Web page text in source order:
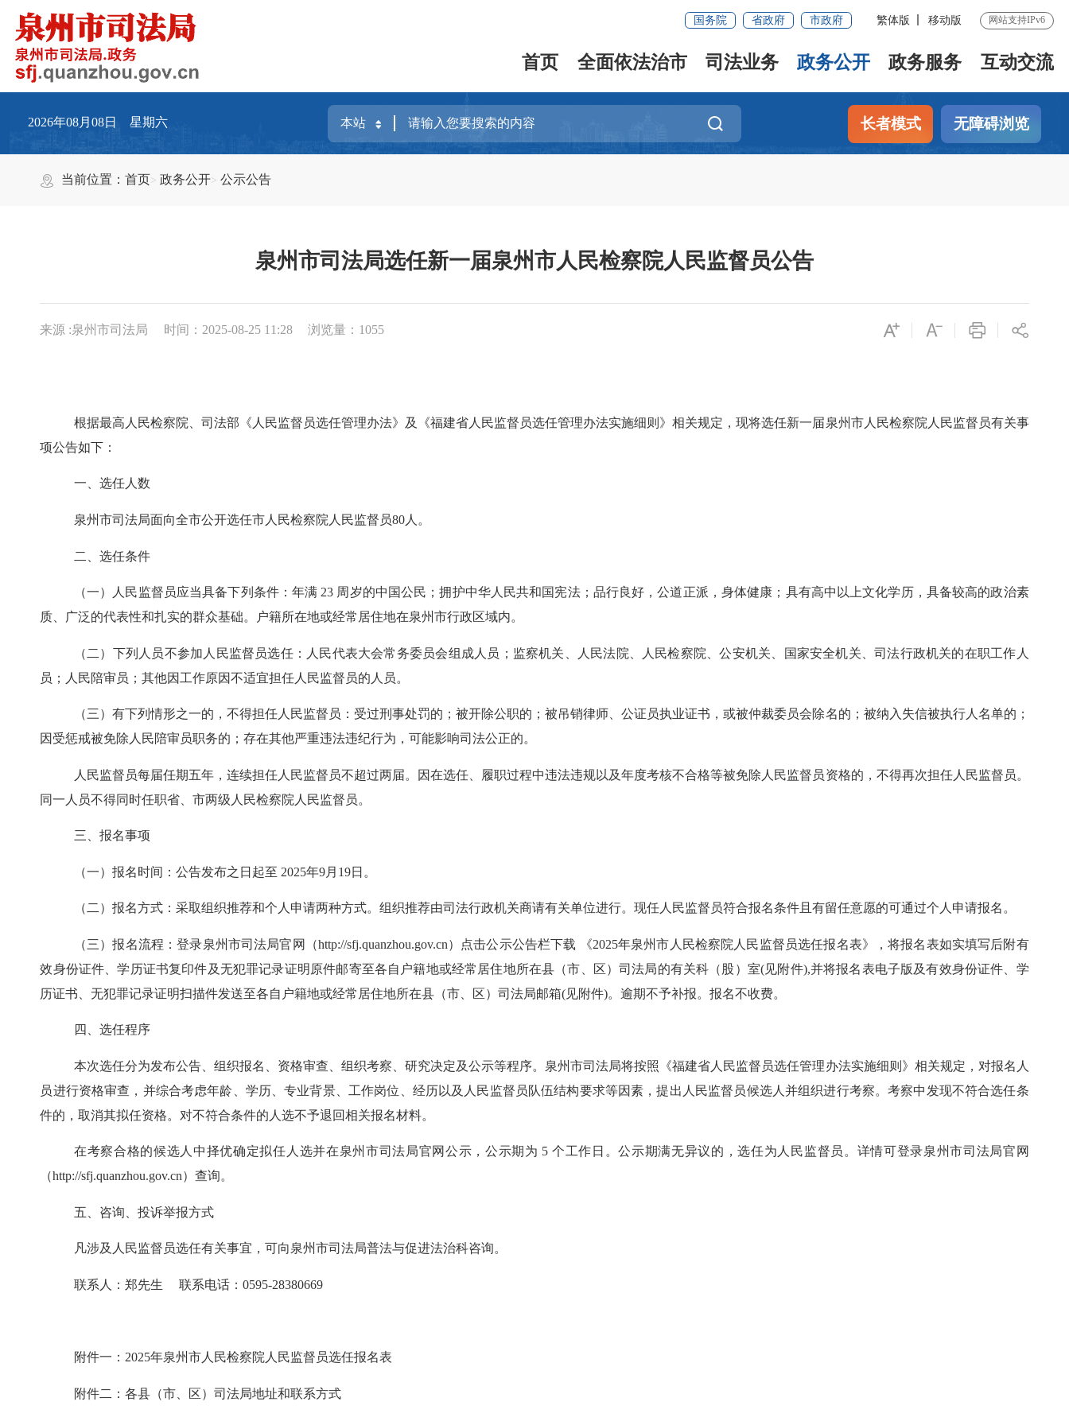
国务院 省政府 市政府 繁体版 移动版 网站支持IPv6
首页 全面依法治市 司法业务 政务公开 政务服务 互动交流
2026年08月08日 星期六 长者模式 无障碍浏览
当前位置：首页 政务公开 公示公告
泉州市司法局选任新一届泉州市人民检察院人民监督员公告
来源 :泉州市司法局 时间：2025-08-25 11:28 浏览量： 1055
根据最高人民检察院、司法部《人民监督员选任管理办法》及《福建省人民监督员选任管理办法实施细则》相关规定，现将选任新一届泉州市人民检察院人民监督员有关事
项公告如下：
一、选任人数
泉州市司法局面向全市公开选任市人民检察院人民监督员80人。
二、选任条件
（一）人民监督员应当具备下列条件：年满 23 周岁的中国公民；拥护中华人民共和国宪法；品行良好，公道正派，身体健康；具有高中以上文化学历，具备较高的政治素
质、广泛的代表性和扎实的群众基础。户籍所在地或经常居住地在泉州市行政区域内。
（二）下列人员不参加人民监督员选任：人民代表大会常务委员会组成人员；监察机关、人民法院、人民检察院、公安机关、国家安全机关、司法行政机关的在职工作人
员；人民陪审员；其他因工作原因不适宜担任人民监督员的人员。
（三）有下列情形之一的，不得担任人民监督员：受过刑事处罚的；被开除公职的；被吊销律师、公证员执业证书，或被仲裁委员会除名的；被纳入失信被执行人名单的；
因受惩戒被免除人民陪审员职务的；存在其他严重违法违纪行为，可能影响司法公正的。
人民监督员每届任期五年，连续担任人民监督员不超过两届。因在选任、履职过程中违法违规以及年度考核不合格等被免除人民监督员资格的，不得再次担任人民监督员。
同一人员不得同时任职省、市两级人民检察院人民监督员。
三、报名事项
（一）报名时间：公告发布之日起至 2025年9月19日。
（二）报名方式：采取组织推荐和个人申请两种方式。组织推荐由司法行政机关商请有关单位进行。现任人民监督员符合报名条件且有留任意愿的可通过个人申请报名。
（三）报名流程：登录泉州市司法局官网（http://sfj.quanzhou.gov.cn）点击公示公告栏下载 《2025年泉州市人民检察院人民监督员选任报名表》，将报名表如实填写后附有
效身份证件、学历证书复印件及无犯罪记录证明原件邮寄至各自户籍地或经常居住地所在县（市、区）司法局的有关科（股）室(见附件),并将报名表电子版及有效身份证件、学
历证书、无犯罪记录证明扫描件发送至各自户籍地或经常居住地所在县（市、区）司法局邮箱(见附件)。逾期不予补报。报名不收费。
四、选任程序
本次选任分为发布公告、组织报名、资格审查、组织考察、研究决定及公示等程序。泉州市司法局将按照《福建省人民监督员选任管理办法实施细则》相关规定，对报名人
员进行资格审查，并综合考虑年龄、学历、专业背景、工作岗位、经历以及人民监督员队伍结构要求等因素，提出人民监督员候选人并组织进行考察。考察中发现不符合选任条
件的，取消其拟任资格。对不符合条件的人选不予退回相关报名材料。
在考察合格的候选人中择优确定拟任人选并在泉州市司法局官网公示，公示期为 5 个工作日。公示期满无异议的，选任为人民监督员。详情可登录泉州市司法局官网
（http://sfj.quanzhou.gov.cn）查询。
五、咨询、投诉举报方式
凡涉及人民监督员选任有关事宜，可向泉州市司法局普法与促进法治科咨询。
联系人：郑先生 联系电话：0595-28380669
附件一：2025年泉州市人民检察院人民监督员选任报名表
附件二：各县（市、区）司法局地址和联系方式